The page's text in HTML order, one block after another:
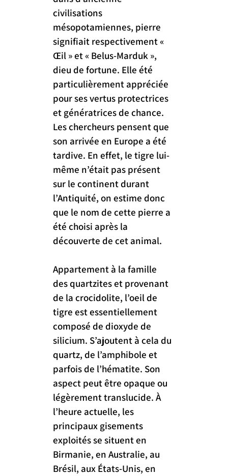
civilisations
mésopotamiennes, pierre
signifiait respectivement «
Œil » et « Belus-Marduk »,
dieu de fortune. Elle été
particulièrement appréciée
pour ses vertus protectrices
et génératrices de chance.
Les chercheurs pensent que
son arrivée en Europe a été
tardive. En effet, le tigre lui-
même n’était pas présent
sur le continent durant
l’Antiquité, on estime donc
que le nom de cette pierre a
été choisi après la
découverte de cet animal.
Appartement à la famille
des quartzites et provenant
de la crocidolite, l’oeil de
tigre est essentiellement
composé de dioxyde de
silicium. S’ajoutent à cela du
quartz, de l’amphibole et
parfois de l’hématite. Son
aspect peut être opaque ou
légèrement translucide. À
l’heure actuelle, les
principaux gisements
exploités se situent en
Birmanie, en Australie, au
Brésil, aux États-Unis, en